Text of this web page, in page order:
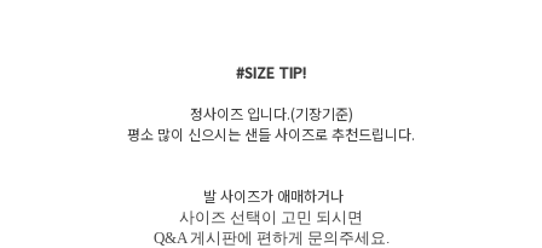
#SIZE TIP!
정사이즈 입니다.(기장기준)
평소 많이 신으시는 샌들 사이즈로 추천드립니다.
발 사이즈가 애매하거나
사이즈 선택이 고민 되시면
Q&A 게시판에 편하게 문의주세요.